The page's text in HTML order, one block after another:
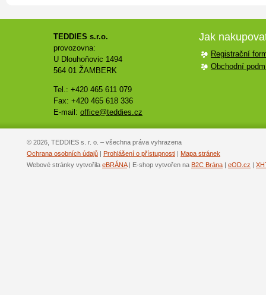
TEDDIES s.r.o.
provozovna:
U Dlouhoňovic 1494
564 01 ŽAMBERK
Tel.: +420 465 611 079
Fax: +420 465 618 336
E-mail: office@teddies.cz
Jak
Registrační
Obchodní
© 2026, TEDDIES s. r. o. – všechna práva vyhrazena
Ochrana osobních údajů | Prohlášení o přístupnosti | Mapa stránek
Webové stránky vytvořila eBRÁNA| E-shop vytvořen na B2C Brána | eOD.cz |